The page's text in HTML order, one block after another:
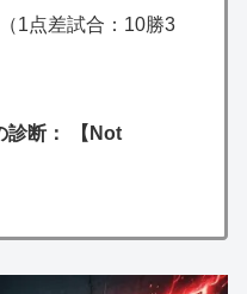
1点差試合：10勝3
診断： 【Not